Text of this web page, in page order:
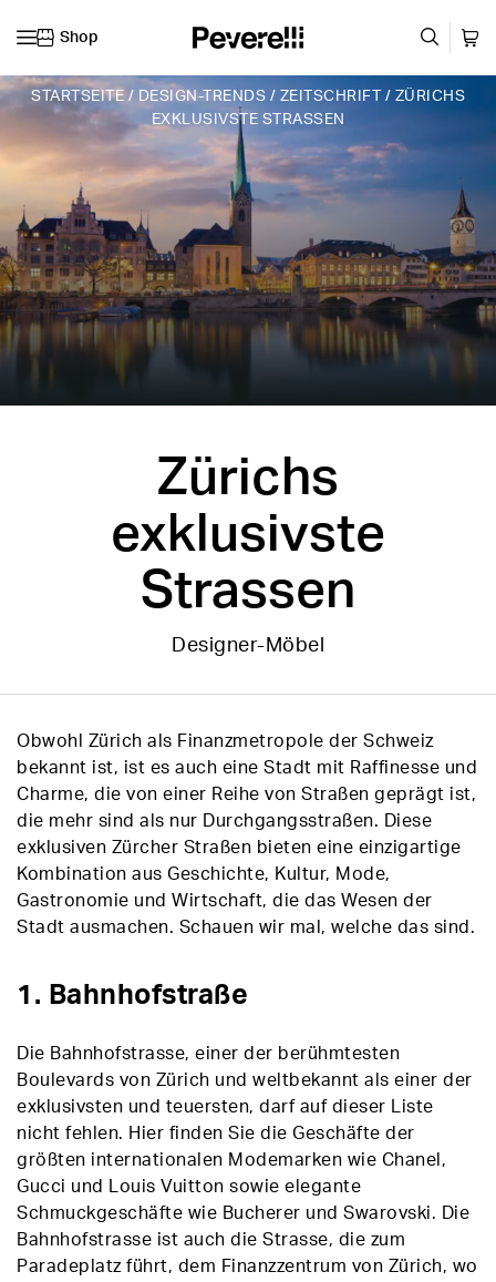
Zum Inhalt springen
Shop
STARTSEITE / DESIGN-TRENDS / ZEITSCHRIFT / ZÜRICHS
EXKLUSIVSTE STRASSEN
Zürichs
exklusivste
Strassen
Designer-Möbel
Obwohl Zürich als Finanzmetropole der Schweiz
bekannt ist, ist es auch eine Stadt mit Raffinesse und
Charme, die von einer Reihe von Straßen geprägt ist,
die mehr sind als nur Durchgangsstraßen. Diese
exklusiven Zürcher Straßen bieten eine einzigartige
Kombination aus Geschichte, Kultur, Mode,
Gastronomie und Wirtschaft, die das Wesen der
Stadt ausmachen. Schauen wir mal, welche das sind.
1. Bahnhofstraße
Die Bahnhofstrasse, einer der berühmtesten
Boulevards von Zürich und weltbekannt als einer der
exklusivsten und teuersten, darf auf dieser Liste
nicht fehlen. Hier finden Sie die Geschäfte der
größten internationalen Modemarken wie Chanel,
Gucci und Louis Vuitton sowie elegante
Schmuckgeschäfte wie Bucherer und Swarovski. Die
Bahnhofstrasse ist auch die Strasse, die zum
Paradeplatz führt, dem Finanzzentrum von Zürich, wo